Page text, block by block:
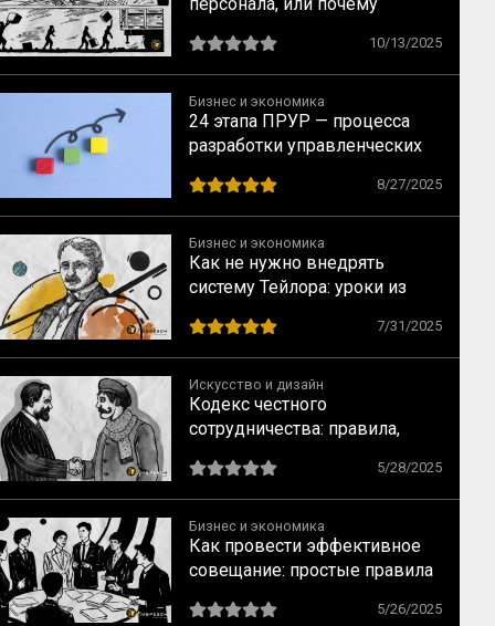
10/13/2025
Бизнес и экономика
24 этапа ПРУР — процесса
разработки управленческих
8/27/2025
Бизнес и экономика
Как не нужно внедрять
систему Тейлора: уроки из
7/31/2025
Искусство и дизайн
Кодекс честного
сотрудничества: правила,
и исполнителей
5/28/2025
Бизнес и экономика
Как провести эффективное
совещание: простые правила
5/26/2025